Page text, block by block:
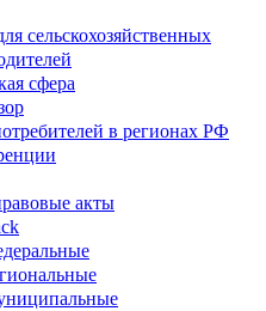
сельскохозяйственных
сфера
в регионах РФ
акты